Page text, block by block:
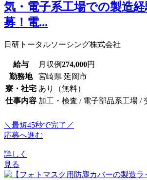
気・電子系工場での製造
募！電...
日研トータルソーシング株式会社
給与 月収例274,000円
勤務地
宮崎県 延岡市
寮・社宅 あり（無料）
仕事内容 加工・検査 / 電子部品系工場 /
＼最短45秒で完了／
応募へ進む
詳しく
見る